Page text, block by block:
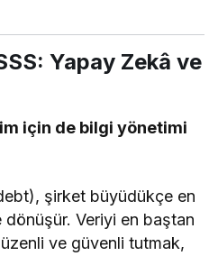
Yapay Zekâ ve
için de bilgi yönetimi
şirket büyüdükçe en
Veriyi en baştan
ve güvenli tutmak,